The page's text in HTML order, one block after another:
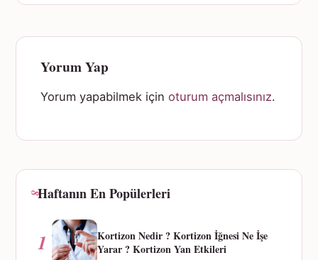
Yorum Yap
Yorum yapabilmek için oturum açmalısınız.
Haftanın En Popülerleri
1
Kortizon Nedir ? Kortizon İğnesi Ne İşe
Yarar ? Kortizon Yan Etkileri